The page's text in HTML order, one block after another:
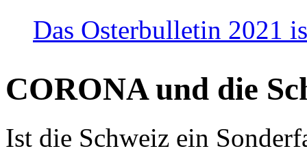
Das Osterbulletin 2021
CORONA und die
Ist die Schweiz ein